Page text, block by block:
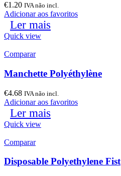
€1.20 IVA não incl.
Adicionar aos favoritos
Ler mais
Quick view
Comparar
Manchette Polyéthylène
€4.68 IVA não incl.
Adicionar aos favoritos
Ler mais
Quick view
Comparar
Disposable Polyethylene Fist